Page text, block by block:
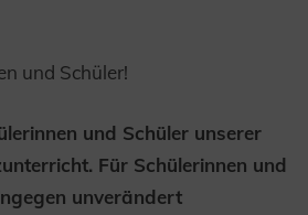
und Schüler!
und Schüler unserer
Für Schülerinnen und
unverändert